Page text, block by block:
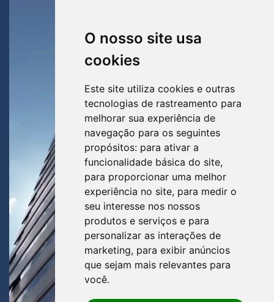
O nosso site usa
cookies
Este site utiliza cookies e outras
tecnologias de rastreamento para
melhorar sua experiência de
navegação para os seguintes
propósitos: para ativar a
funcionalidade básica do site,
para proporcionar uma melhor
experiência no site, para medir o
seu interesse nos nossos
produtos e serviços e para
personalizar as interações de
marketing, para exibir anúncios
que sejam mais relevantes para
você.